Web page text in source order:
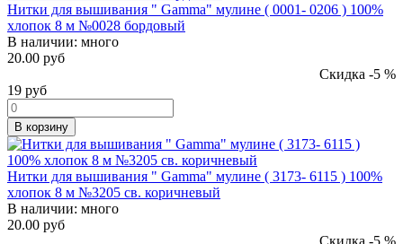
Нитки для вышивания " Gamma" мулине ( 0001- 0206 ) 100%
хлопок 8 м №0028 бордовый
В наличии: много
20.00 руб
Скидка -5 %
19 руб
В корзину
Нитки для вышивания " Gamma" мулине ( 3173- 6115 ) 100%
хлопок 8 м №3205 св. коричневый
В наличии: много
20.00 руб
Скидка -5 %